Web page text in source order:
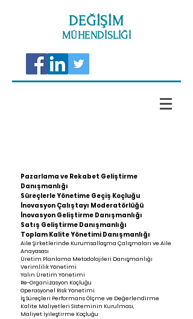
DEĞİŞİM
MÜHENDİSLİĞİ
Pazarlama ve Rekabet Geliştirme
Danışmanlığı
Süreçlerle Yönetime Geçiş Koçluğu
İnovasyon Çalıştayı Moderatörlüğü
İnovasyon Geliştirme Danışmanlığı
Satış Geliştirme Danışmanlığı
Toplam Kalite Yönetimi Danışmanlığı
​Aile Şirketlerinde Kurumsallaşma Çalışmaları ve Aile
Anayasası
Üretim Planlama Metodolojileri Danışmanlığı
Verimlilik Yönetimi
Yalın Üretim Yönetimi
Re-Organizasyon Koçluğu
Operasyonel Risk Yönetimi
İş Süreçleri Performans Ölçme ve Değerlendirme
Kalite Maliyetleri Sisteminin Kurulması,
Maliyet İyileştirme Koçluğu